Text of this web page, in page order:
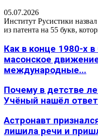
05.07.2026
Институт Русистики
из патента на 55 букв,
Как в конце 1980-х
масонское
международные...
Почему в детстве
Учёный нашёл
Астронавт
лишила речи и